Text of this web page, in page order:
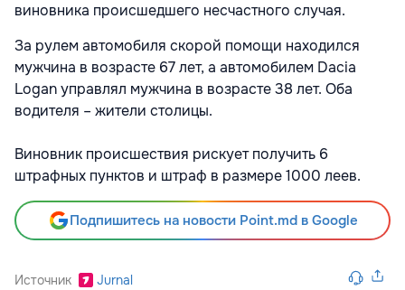
виновника происшедшего несчастного случая.
За рулем автомобиля скорой помощи находился
мужчина в возрасте 67 лет, а автомобилем Dacia
Logan управлял мужчина в возрасте 38 лет. Оба
водителя – жители столицы.
Виновник происшествия рискует получить 6
штрафных пунктов и штраф в размере 1000 леев.
Подпишитесь на новости Point.md в Google
Источник Jurnal